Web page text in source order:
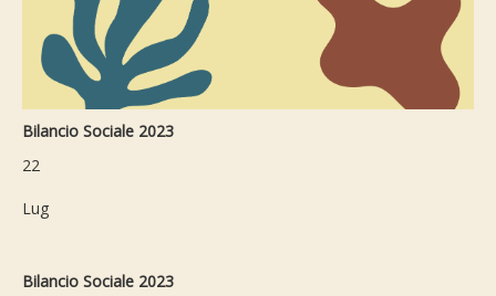
Bilancio Sociale 2023
22
Lug
Bilancio Sociale 2023